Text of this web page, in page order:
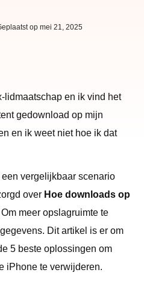
op mei 21, 2025
lidmaatschap en ik vind het
gedownload op mijn
en ik weet niet hoe ik dat
vergelijkbaar scenario
over Hoe downloads op
Om meer opslagruimte te
Dit artikel is er om
5 beste oplossingen om
iPhone te verwijderen.